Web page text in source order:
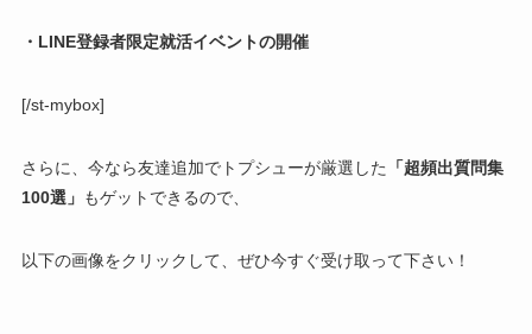
・LINE登録者限定就活イベントの開催
[/st-mybox]
さらに、今なら友達追加でトプシューが厳選した
「超頻出質問集
100選」 もゲットできるので、
以下の画像をクリックして、ぜひ今すぐ受け取って下さい！